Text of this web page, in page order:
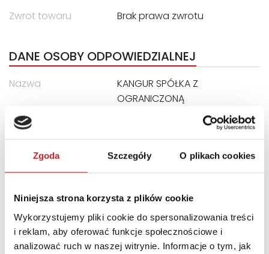
Zgoda Szczegóły O plikach cookies
Niniejsza strona korzysta z plików cookie
Wykorzystujemy pliki cookie do spersonalizowania treści
i reklam, aby oferować funkcje społecznościowe i
analizować ruch w naszej witrynie. Informacje o tym, jak
Zwrot towaru
Brak prawa zwrotu
DANE OSOBY ODPOWIEDZIALNEJ
Nazwa
KANGUR SPÓŁKA Z
OGRANICZONĄ
ODPOWIEDZIALNOŚCIĄ
Ulica
Kod pocztowy
15-688
Miasto
Białystok
E-mail
info@ekangur.pl
INNI KLIENCI KUPOWALI